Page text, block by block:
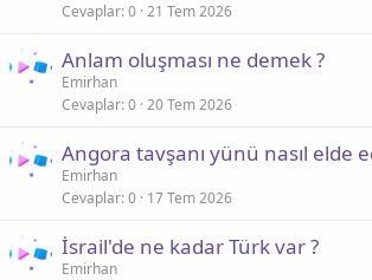
Cevaplar 0 21 Tem 2026
Anlam oluşması ne demek ?
Emirhan
Cevaplar 0 20 Tem 2026
Angora tavşanı yünü nasıl elde
Emirhan
Cevaplar 0 17 Tem 2026
İsrail'de ne kadar Türk var ?
Emirhan